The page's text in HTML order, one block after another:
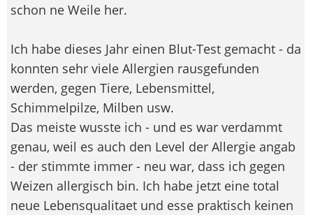
schon ne Weile her.
Ich habe dieses Jahr einen Blut-Test gemacht - da
konnten sehr viele Allergien rausgefunden
werden, gegen Tiere, Lebensmittel,
Schimmelpilze, Milben usw.
Das meiste wusste ich - und es war verdammt
genau, weil es auch den Level der Allergie angab
- der stimmte immer - neu war, dass ich gegen
Weizen allergisch bin. Ich habe jetzt eine total
neue Lebensqualitaet und esse praktisch keinen